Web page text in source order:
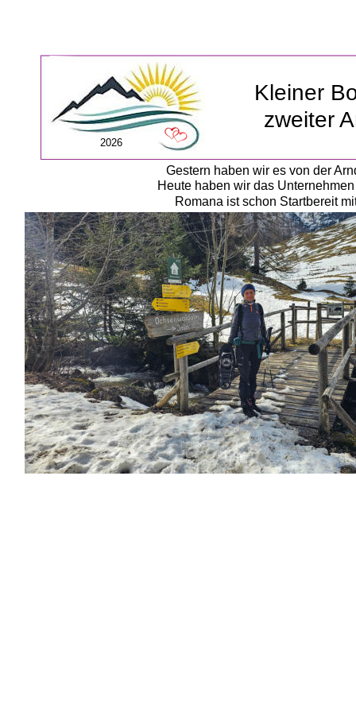
Gestern haben wir es von der
Heute haben wir das
Romana ist schon Startbereit
Kleiner
zweiter
2026